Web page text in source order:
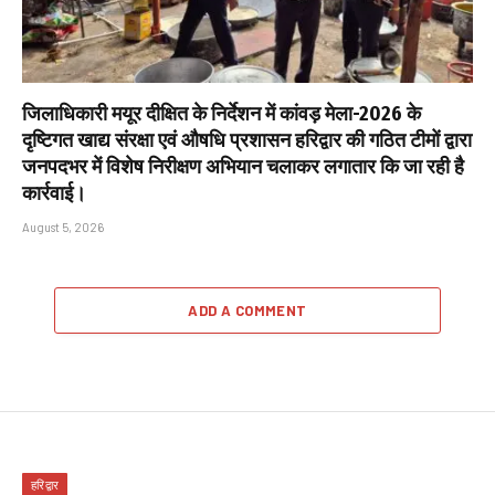
जिलाधिकारी मयूर दीक्षित के निर्देशन में कांवड़ मेला-2026 के
दृष्टिगत खाद्य संरक्षा एवं औषधि प्रशासन हरिद्वार की गठित टीमों द्वारा
जनपदभर में विशेष निरीक्षण अभियान चलाकर लगातार कि जा रही है
कार्रवाई।
August 5, 2026
ADD A COMMENT
हरिद्वार